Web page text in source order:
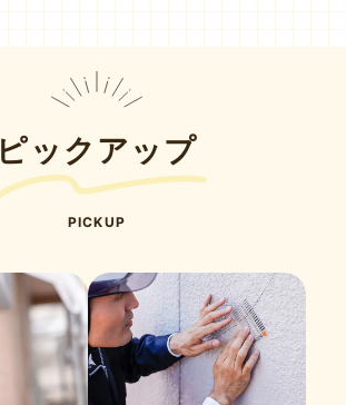
ピックアップ
PICKUP